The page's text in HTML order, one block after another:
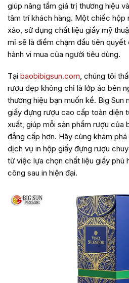
giúp nâng tầm giá trị thương hiệu
tâm trí khách hàng. Một chiếc hộp
xảo, sử dụng chất liệu giấy mỹ
mỉ sẽ là điểm chạm đầu tiên quyết
hành vi mua của người tiêu dùng.
Tại baobibigsun.com, chúng tôi
rượu đẹp không chỉ là lớp áo bên
thương hiệu bạn muốn kể. Big Sun
giấy đựng rượu cao cấp toàn diện
xuất, giúp mỗi sản phẩm rượu của
đẳng cấp hơn. Hãy cùng khám
dịch vụ in hộp giấy đựng rượu
từ việc lựa chọn chất liệu giấy phù
công sau in hiện đại.